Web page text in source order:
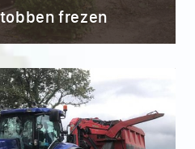
frezen